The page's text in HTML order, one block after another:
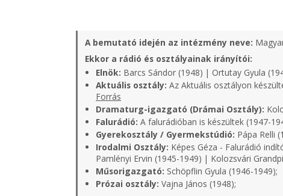
A bemutató idején az intézmény neve:
Ekkor a rádió és osztályainak irányítói:
Elnök: Barcs Sándor (1948) | Ortutay Gyula
Aktuális osztály: Az Aktuális osztályon
Forrás
Dramaturg-igazgató (Drámai Osztály):
Falurádió: A falurádióban is készültek (1947-
Gyerekosztály / Gyermekstúdió: Pápa Relli
Irodalmi Osztály: Képes Géza - Falurádió
Pamlényi Ervin (1945-1949) | Kolozsvári
Műsorigazgató: Schöpflin Gyula (1946-1949);
Prózai osztály: Vajna János (1948);